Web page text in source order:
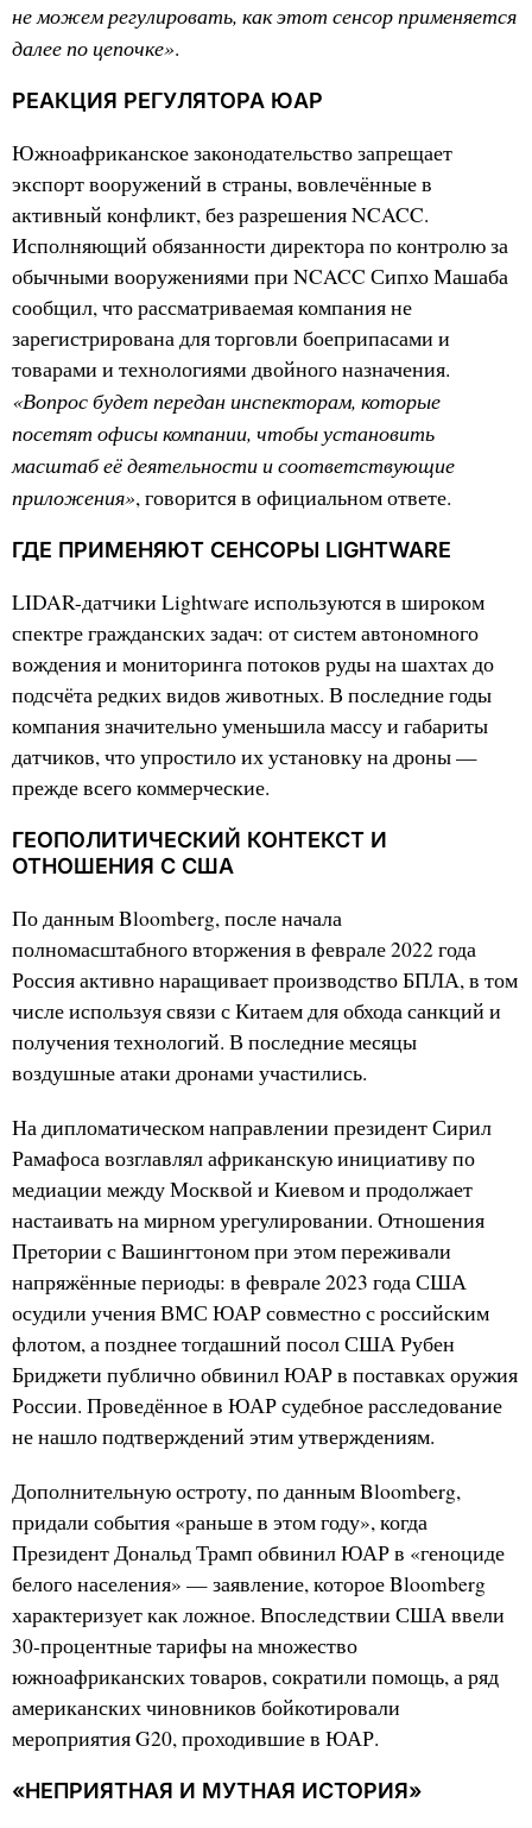
не можем регулировать, как этот сенсор применяется
далее по цепочке».
РЕАКЦИЯ РЕГУЛЯТОРА ЮАР
Южноафриканское законодательство запрещает
экспорт вооружений в страны, вовлечённые в
активный конфликт, без разрешения NCACC.
Исполняющий обязанности директора по контролю за
обычными вооружениями при NCACC Сипхо Машаба
сообщил, что рассматриваемая компания не
зарегистрирована для торговли боеприпасами и
товарами и технологиями двойного назначения.
«Вопрос будет передан инспекторам, которые
посетят офисы компании, чтобы установить
масштаб её деятельности и соответствующие
приложения», говорится в официальном ответе.
ГДЕ ПРИМЕНЯЮТ СЕНСОРЫ LIGHTWARE
LIDAR-датчики Lightware используются в широком
спектре гражданских задач: от систем автономного
вождения и мониторинга потоков руды на шахтах до
подсчёта редких видов животных. В последние годы
компания значительно уменьшила массу и габариты
датчиков, что упростило их установку на дроны —
прежде всего коммерческие.
ГЕОПОЛИТИЧЕСКИЙ КОНТЕКСТ И
ОТНОШЕНИЯ С США
По данным Bloomberg, после начала
полномасштабного вторжения в феврале 2022 года
Россия активно наращивает производство БПЛА, в том
числе используя связи с Китаем для обхода санкций и
получения технологий. В последние месяцы
воздушные атаки дронами участились.
На дипломатическом направлении президент Сирил
Рамафоса возглавлял африканскую инициативу по
медиации между Москвой и Киевом и продолжает
настаивать на мирном урегулировании. Отношения
Претории с Вашингтоном при этом переживали
напряжённые периоды: в феврале 2023 года США
осудили учения ВМС ЮАР совместно с российским
флотом, а позднее тогдашний посол США Рубен
Бриджети публично обвинил ЮАР в поставках оружия
России. Проведённое в ЮАР судебное расследование
не нашло подтверждений этим утверждениям.
Дополнительную остроту, по данным Bloomberg,
придали события «раньше в этом году», когда
Президент Дональд Трамп обвинил ЮАР в «геноциде
белого населения» — заявление, которое Bloomberg
характеризует как ложное. Впоследствии США ввели
30-процентные тарифы на множество
южноафриканских товаров, сократили помощь, а ряд
американских чиновников бойкотировали
мероприятия G20, проходившие в ЮАР.
«НЕПРИЯТНАЯ И МУТНАЯ ИСТОРИЯ»